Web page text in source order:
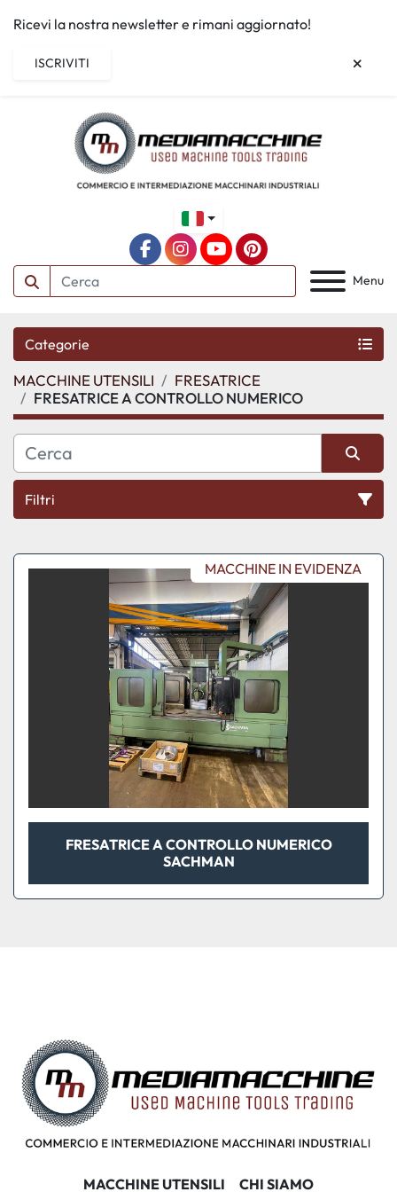
Ricevi la nostra newsletter e rimani aggiornato!
ISCRIVITI
Menu
facebookinstagram
youtubepinterest
Categorie
MACCHINE UTENSILI
FRESATRICE
FRESATRICE A CONTROLLO NUMERICO
Filtri
Ordina per
MACCHINE IN EVIDENZA
FRESATRICE A CONTROLLO NUMERICO
SACHMAN
MACCHINE UTENSILI CHI SIAMO